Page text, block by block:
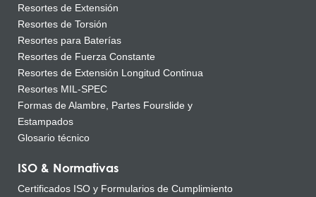
Resortes de Extensión
Resortes de Torsión
Resortes para Baterías
Resortes de Fuerza Constante
Resortes de Extensión Longitud Continua
Resortes MIL-SPEC
Formas de Alambre, Partes Fourslide y
Estampados
Glosario técnico
ISO & Normativas
Certificados ISO y Formularios de Cumplimiento